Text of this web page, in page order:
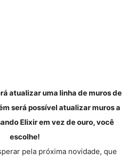
atualizar uma linha de muros de
será possível atualizar muros a
Elixir em vez de ouro, você
escolhe!
pela próxima novidade, que